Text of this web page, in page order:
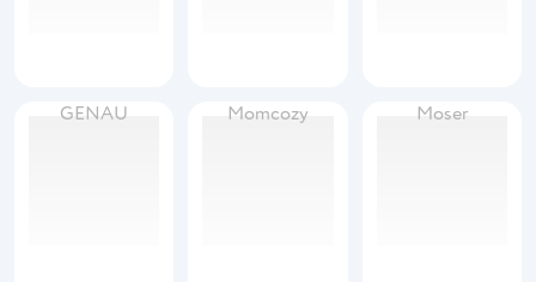
GENAU Momcozy Moser